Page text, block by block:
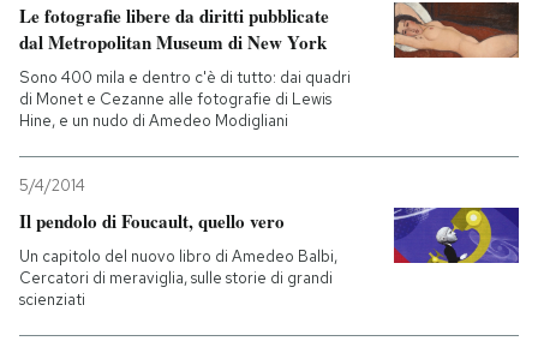
Le fotografie libere da diritti pubblicate
dal Metropolitan Museum di New York
Sono 400 mila e dentro c'è di tutto: dai quadri
di Monet e Cezanne alle fotografie di Lewis
Hine, e un nudo di Amedeo Modigliani
5/4/2014
Il pendolo di Foucault, quello vero
Un capitolo del nuovo libro di Amedeo Balbi,
Cercatori di meraviglia, sulle storie di grandi
scienziati